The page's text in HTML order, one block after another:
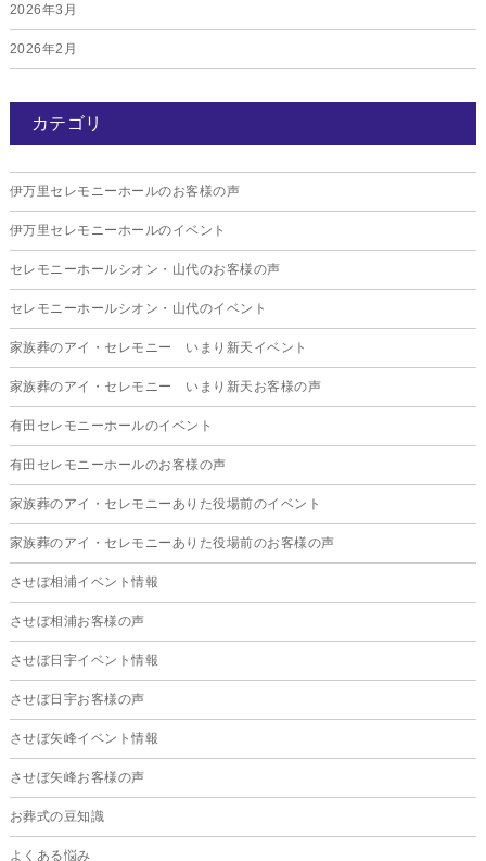
2026年3月
2026年2月
2025年12月
カテゴリ
伊万里セレモニーホールのお客様の声
伊万里セレモニーホールのイベント
セレモニーホールシオン・山代のお客様の声
セレモニーホールシオン・山代のイベント
家族葬のアイ・セレモニー いまり新天イベント
家族葬のアイ・セレモニー いまり新天お客様の声
有田セレモニーホールのイベント
有田セレモニーホールのお客様の声
家族葬のアイ・セレモニーありた役場前のイベント
家族葬のアイ・セレモニーありた役場前のお客様の声
させぼ相浦イベント情報
させぼ相浦お客様の声
させぼ日宇イベント情報
させぼ日宇お客様の声
させぼ矢峰イベント情報
させぼ矢峰お客様の声
お葬式の豆知識
よくある悩み